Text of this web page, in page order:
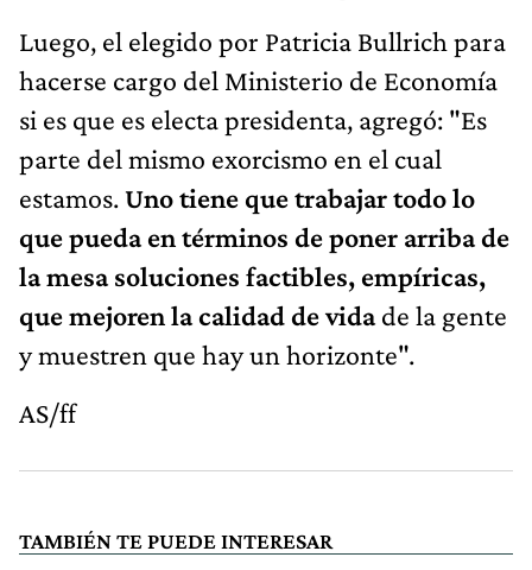
Luego, el elegido por Patricia Bullrich para
hacerse cargo del Ministerio de Economía
si es que es electa presidenta, agregó: "Es
parte del mismo exorcismo en el cual
estamos.Uno tiene que trabajar todo lo
que pueda en términos de poner arriba de
la mesa soluciones factibles, empíricas,
que mejoren la calidad de vidade la gente
y muestren que hay un horizonte".
AS/ff
TAMBIÉN TE PUEDE INTERESAR